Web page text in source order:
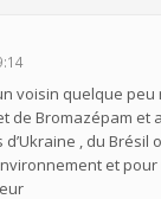
voisin quelque peu
de Bromazépam et
, du Brésil
et